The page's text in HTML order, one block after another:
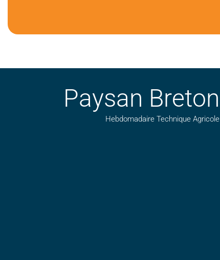
Paysan Breton
Hebdomadaire Technique Agricole